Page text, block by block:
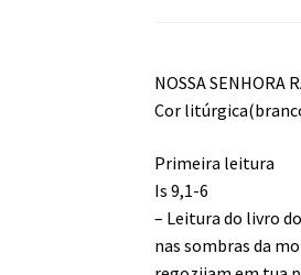
NOSSA SENHORA
Cor
Primeira leitura
Is 9,1-6
– Leitura do livro
nas sombras da